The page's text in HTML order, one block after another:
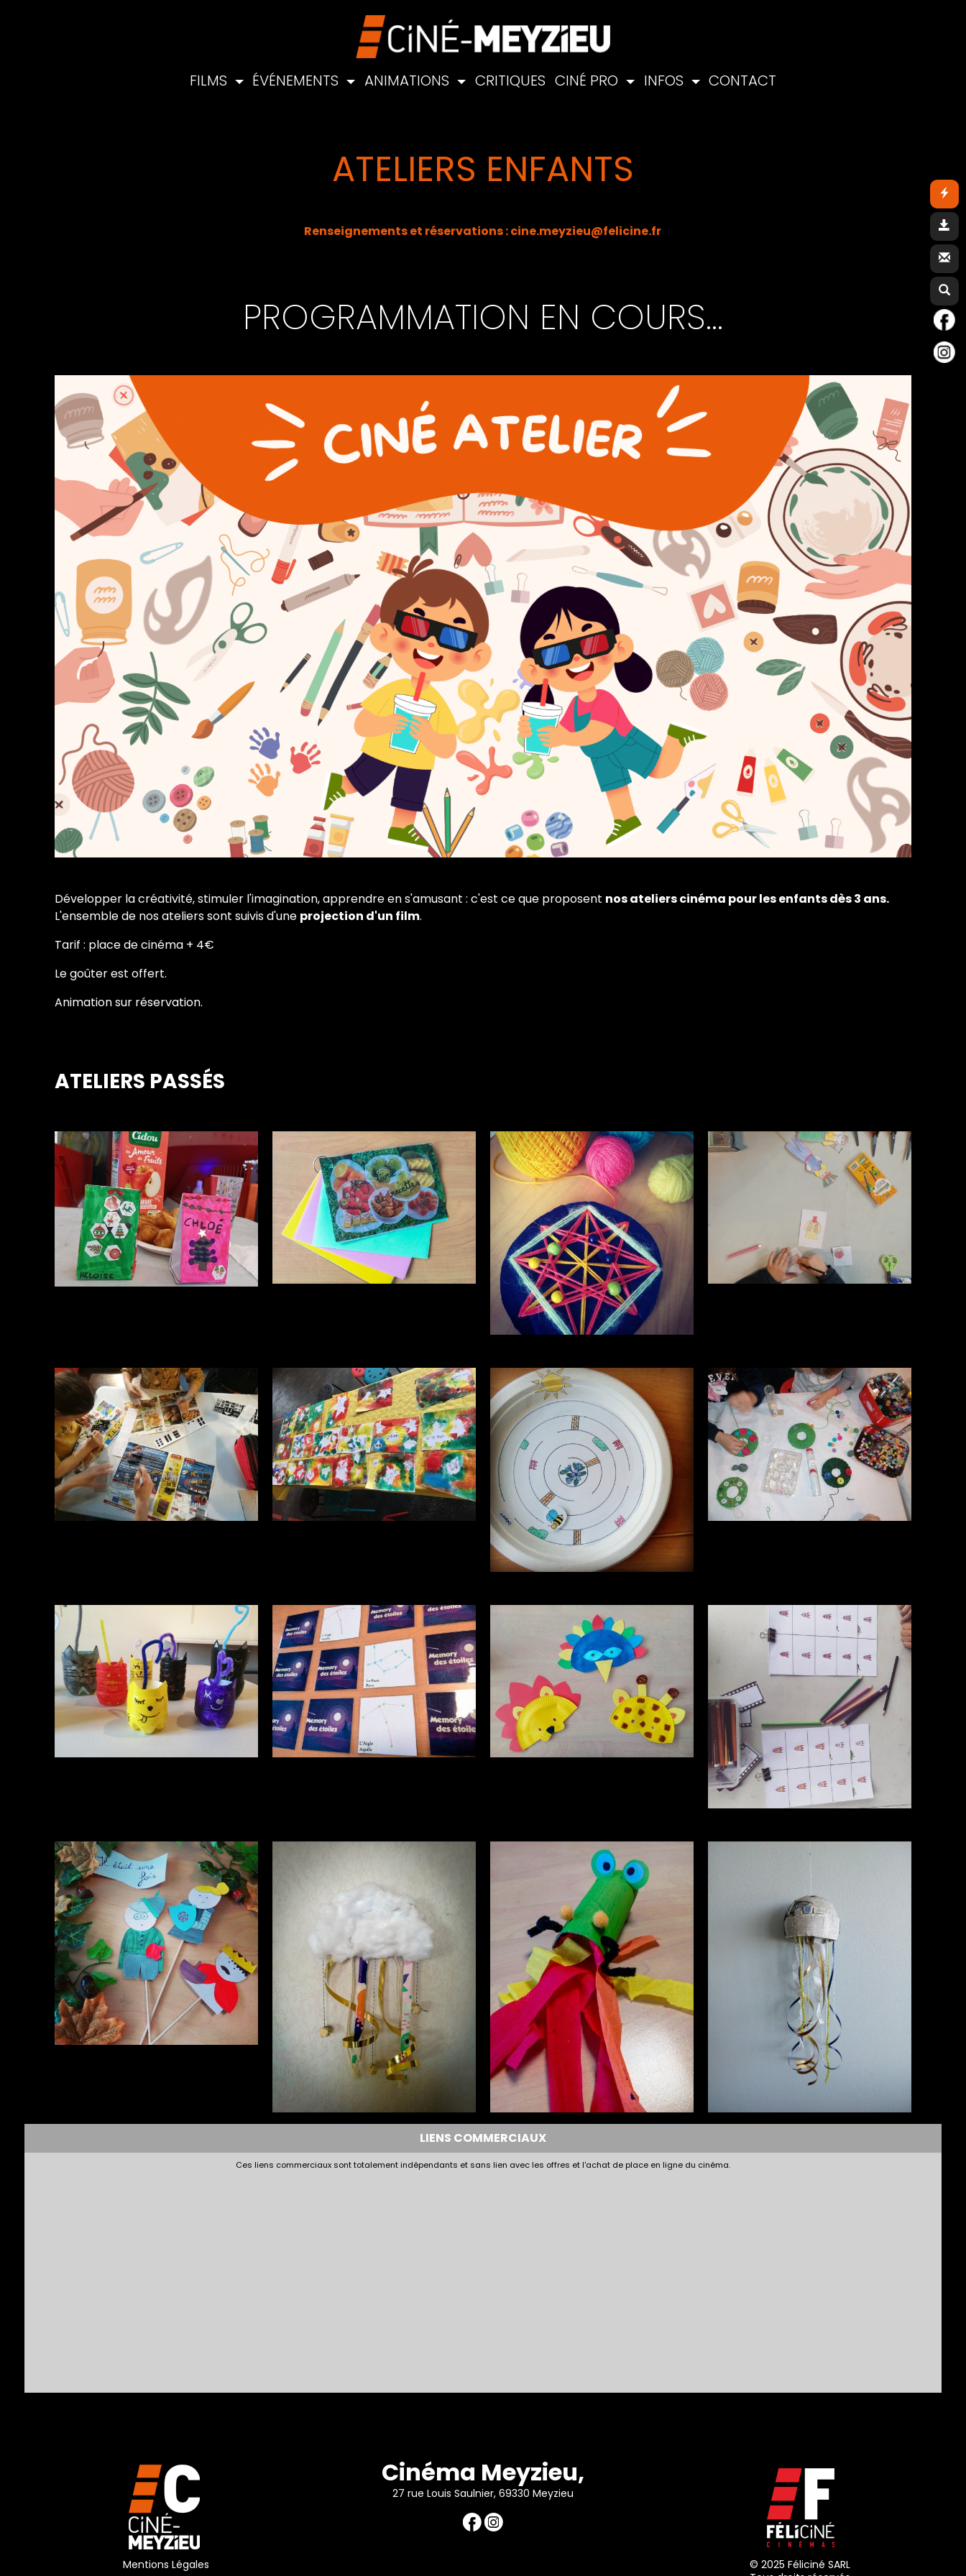
FILMS ÉVÉNEMENTS ANIMATIONS CRITIQUES CINÉ PRO INFOS CONTACT
ATELIERS ENFANTS
Renseignements et réservations :cine.meyzieu@felicine.fr
PROGRAMMATION EN COURS...
Développer la créativité, stimuler l'imagination, apprendre en s'amusant : c'est ce que proposent nos ateliers cinéma pour les enfants dès 3 ans.
L'ensemble de nos ateliers sont suivis d'une projection d'un film.
Tarif : place de cinéma + 4€
Le goûter est offert.
Animation sur réservation.
ATELIERS PASSÉS
LIENS COMMERCIAUX
Ces liens commerciaux sont totalement indépendants et sans lien avec les offres et l'achat de place en ligne du cinéma.
Mentions Légales
Cinéma Meyzieu,
27 rue Louis Saulnier, 69330 Meyzieu
© 2025 Féliciné SARL